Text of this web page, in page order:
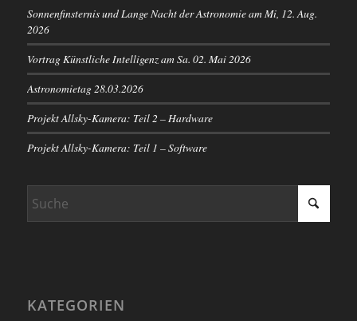
Sonnenfinsternis und Lange Nacht der Astronomie am Mi, 12. Aug.
2026
Vortrag Künstliche Intelligenz am Sa. 02. Mai 2026
Astronomietag 28.03.2026
Projekt Allsky-Kamera: Teil 2 – Hardware
Projekt Allsky-Kamera: Teil 1 – Software
KATEGORIEN